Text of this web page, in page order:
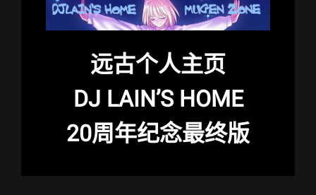
远古个人主页
DJ LAIN’S HOME
20周年纪念最终版